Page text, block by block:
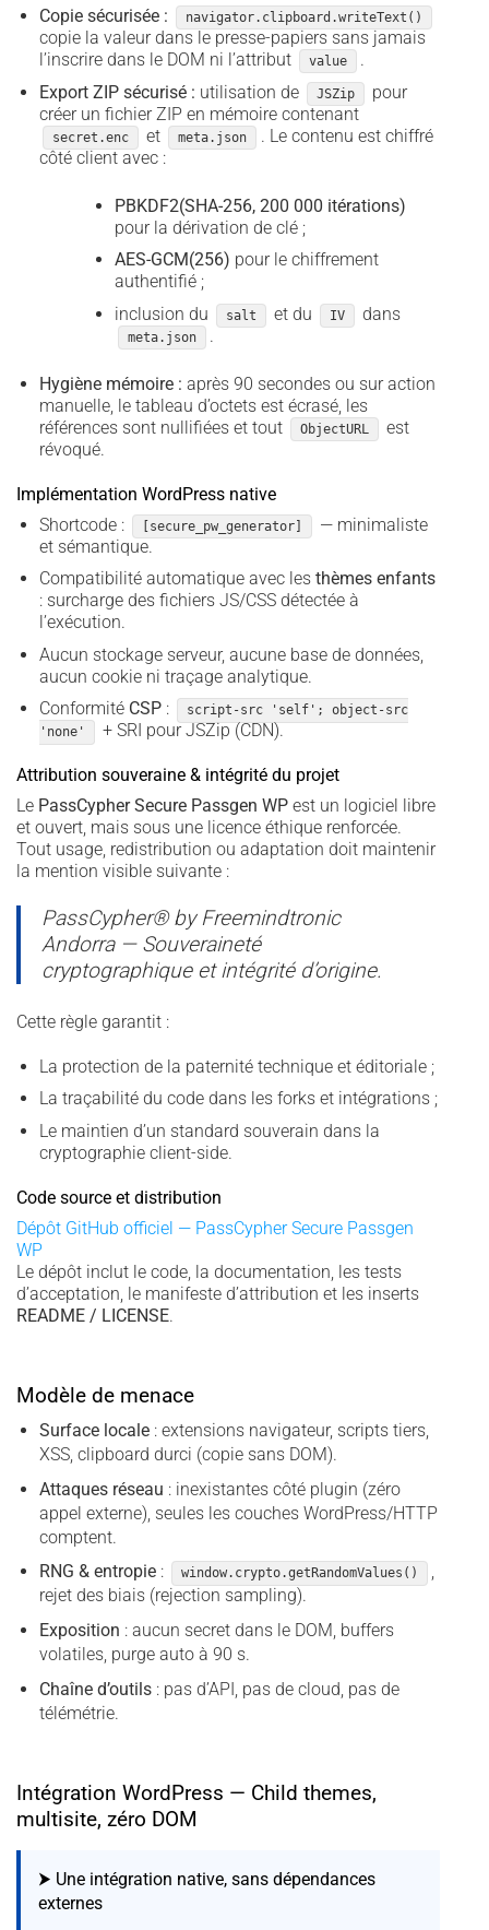
Copie sécurisée : navigator.clipboard.writeText()
copie la valeur dans le presse-papiers sans jamais
l’inscrire dans le DOM ni l’attribut
value
.
Export ZIP sécurisé : utilisation de JSZip
pour
créer un fichier ZIP en mémoire contenant
secret.enc et meta.json
. Le contenu est chiffré
côté client avec :
PBKDF2(SHA-256, 200 000 itérations)
pour la dérivation de clé ;
AES-GCM(256) pour le chiffrement
authentifié ;
inclusion du
salt et du IV dans
meta.json .
Hygiène mémoire : après 90 secondes ou sur action
manuelle, le tableau d’octets est écrasé, les
références sont nullifiées et tout
ObjectURL
est
révoqué.
Implémentation WordPress native
Shortcode :
[secure_pw_generator]
— minimaliste
et sémantique.
Compatibilité automatique avec les thèmes enfants
: surcharge des fichiers JS/CSS détectée à
l’exécution.
Aucun stockage serveur, aucune base de données,
aucun cookie ni traçage analytique.
Conformité CSP:
script-src 'self'; object-src
'none'
+ SRI pour JSZip (CDN).
Attribution souveraine & intégrité du projet
Le PassCypher Secure Passgen WP est un logiciel libre
et ouvert, mais sous une licence éthique renforcée.
Tout usage, redistribution ou adaptation doit maintenir
la mention visible suivante :
PassCypher® by Freemindtronic
Andorra — Souveraineté
cryptographique et intégrité d’origine.
Cette règle garantit :
La protection de la paternité technique et éditoriale ;
La traçabilité du code dans les forks et intégrations ;
Le maintien d’un standard souverain dans la
cryptographie client-side.
Code source et distribution
Dépôt GitHub officiel — PassCypher Secure Passgen
WP
Le dépôt inclut le code, la documentation, les tests
d’acceptation, le manifeste d’attribution et les inserts
README / LICENSE.
Modèle de menace
Surface locale: extensions navigateur, scripts tiers,
XSS, clipboard durci (copie sans DOM).
Attaques réseau : inexistantes côté plugin (zéro
appel externe), seules les couches WordPress/HTTP
comptent.
RNG & entropie: window.crypto.getRandomValues()
,
rejet des biais (rejection sampling).
Exposition : aucun secret dans le DOM, buffers
volatiles, purge auto à 90 s.
Chaîne d’outils: pas d’API, pas de cloud, pas de
télémétrie.
Intégration WordPress — Child themes,
multisite, zéro DOM
⮞ Une intégration native, sans dépendances
externes